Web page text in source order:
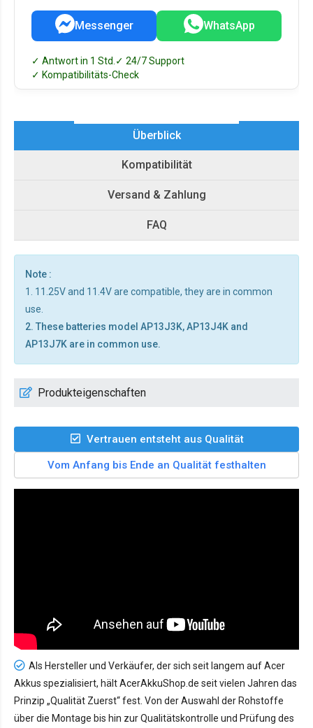
Messenger WhatsApp
✓ Antwort in 1 Std. ✓ 24/7 Support
✓ Kompatibilitäts-Check
Überblick
Kompatibilität
Versand & Zahlung
FAQ
Note :
1. 11.25V and 11.4V are compatible, they are in common
use.
2. These batteries model AP13J3K, AP13J4K and
AP13J7K are in common use.
Produkteigenschaften
Vertrauen entsteht aus Qualität
Vom Anfang bis Ende an Qualität festhalten
Als Hersteller und Verkäufer, der sich seit langem auf Acer
Akkus spezialisiert, hält AcerAkkuShop.de seit vielen Jahren das
Prinzip „Qualität Zuerst“ fest. Von der Auswahl der Rohstoffe
über die Montage bis hin zur Qualitätskontrolle und Prüfung des